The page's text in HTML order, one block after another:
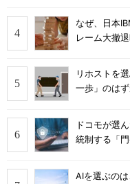
なぜ、日本
レーム大撤
リホストを
一歩」のは
ドコモが選
統制する「
AIを選ぶの